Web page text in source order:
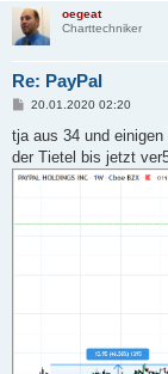
oegeat
Charttechniker
Re: PayPal
B
i
r
a
20.01.2020 02:20
tja aus 34 und
der Tietel bis jetzt